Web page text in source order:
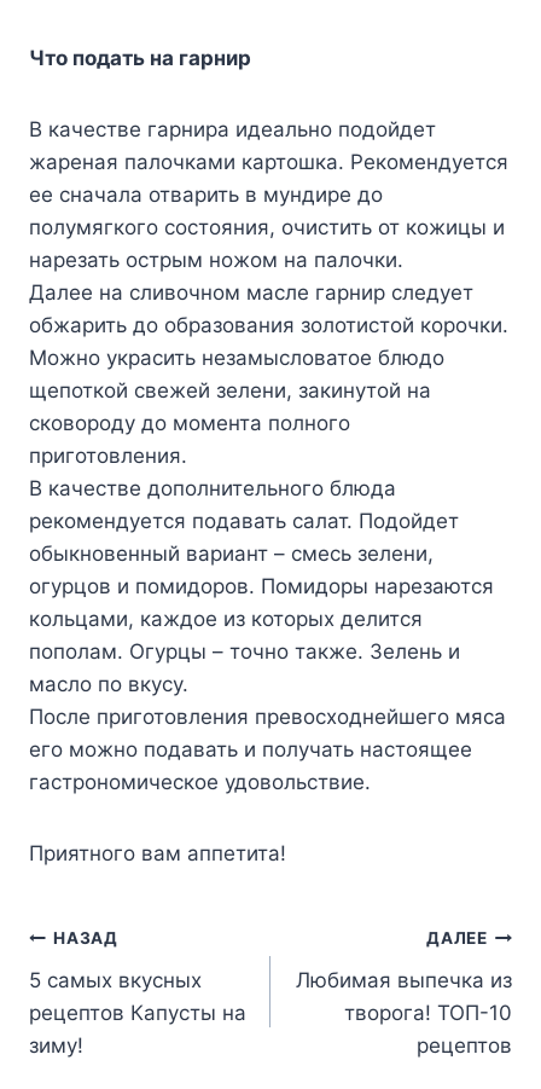
Что подать на гарнир
В качестве гарнира идеально подойдет
жареная палочками картошка. Рекомендуется
ее сначала отварить в мундире до
полумягкого состояния, очистить от кожицы и
нарезать острым ножом на палочки.
Далее на сливочном масле гарнир следует
обжарить до образования золотистой корочки.
Можно украсить незамысловатое блюдо
щепоткой свежей зелени, закинутой на
сковороду до момента полного
приготовления.
В качестве дополнительного блюда
рекомендуется подавать салат. Подойдет
обыкновенный вариант – смесь зелени,
огурцов и помидоров. Помидоры нарезаются
кольцами, каждое из которых делится
пополам. Огурцы – точно также. Зелень и
масло по вкусу.
После приготовления превосходнейшего мяса
его можно подавать и получать настоящее
гастрономическое удовольствие.
Приятного вам аппетита!
Навигация
по
записям
НАЗАД
5 самых вкусных
рецептов Капусты на
зиму!
ДАЛЕЕ
Любимая выпечка из
творога! ТОП-10
рецептов